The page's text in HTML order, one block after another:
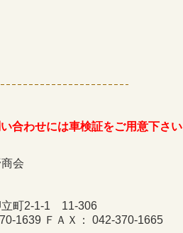
合わせには車検証をご用意下さい
会
立町2-1-1 11-306
1639 ＦＡＸ： 042-370-1665